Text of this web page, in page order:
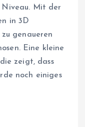
Niveau. Mit der
in 3D
genaueren
Eine kleine
zeigt, dass
noch einiges